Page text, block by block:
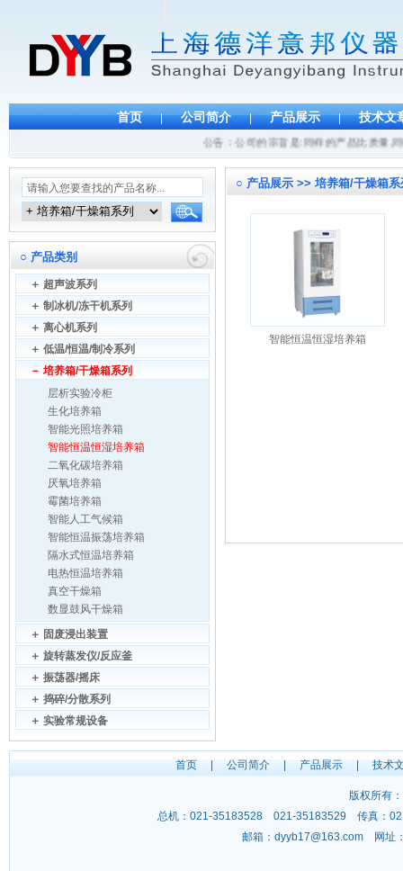
首页 | 公司简介 | 产品展示 | 技术文
公告：公司的宗旨是:同样的产品比质量,
○ 产品类别
＋ 超声波系列
＋ 制冰机/冻干机系列
＋ 离心机系列
＋ 低温/恒温/制冷系列
－ 培养箱/干燥箱系列
层析实验冷柜
生化培养箱
智能光照培养箱
智能恒温恒湿培养箱
二氧化碳培养箱
厌氧培养箱
霉菌培养箱
智能人工气候箱
智能恒温振荡培养箱
隔水式恒温培养箱
电热恒温培养箱
真空干燥箱
数显鼓风干燥箱
＋ 固废浸出装置
＋ 旋转蒸发仪/反应釜
＋ 振荡器/摇床
＋ 捣碎/分散系列
＋ 实验常规设备
○ 产品展示 >> 培养箱/干燥箱
智能恒温恒湿培养箱
首页| 公司简介| 产品展示| 技术
版权所有：
总机：021-35183528 021-35183529 传真：
邮箱： dyyb17@163.com 网址